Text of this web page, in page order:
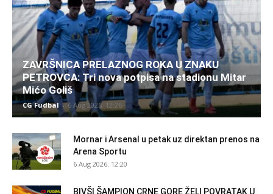
ZAVRŠNICA PRELAZNOG ROKA U ZNAKU
PETROVCA: Tri nova potpisa na stadionu Mitar
Mićo Goliš
CG Fudbal - 6 Aug 2026. 12:26
Mornar i Arsenal u petak uz direktan prenos na
Arena Sportu
6 Aug 2026. 12:20
BIVŠI ŠAMPION CRNE GORE ŽELI POVRATAK U